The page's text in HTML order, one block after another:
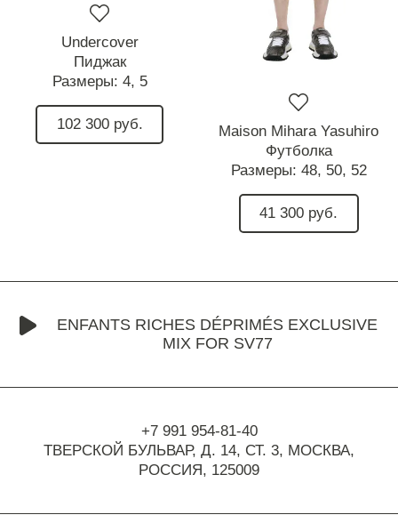
Undercover
Пиджак
Размеры: 4, 5
102 300 руб.
Maison Mihara Yasuhiro
Футболка
Размеры: 48, 50, 52
41 300 руб.
ENFANTS RICHES DÉPRIMÉS EXCLUSIVE
MIX FOR SV77
+7 991 954-81-40
ТВЕРСКОЙ БУЛЬВАР, Д. 14, СТ. 3, МОСКВА,
РОССИЯ, 125009